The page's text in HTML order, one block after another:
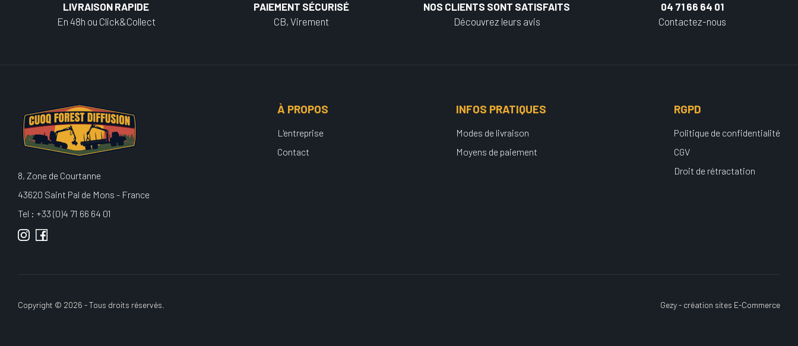
LIVRAISON RAPIDE
En 48h ou Click&Collect
PAIEMENT SÉCURISÉ
CB, Virement
NOS CLIENTS SONT SATISFAITS
Découvrez leurs avis
04 71 66 64 01
Contactez-nous
8, Zone de Courtanne
43620 Saint Pal de Mons - France
Tel : +33 (0)4 71 66 64 01
À PROPOS
L'entreprise
Contact
INFOS PRATIQUES
Modes de livraison
Moyens de paiement
RGPD
Politique de confidentialité
CGV
Droit de rétractation
Copyright © 2026 - Tous droits réservés. Gezy - création sites E-Commerce